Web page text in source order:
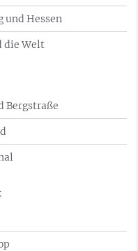
und Hessen
die Welt
Bergstraße